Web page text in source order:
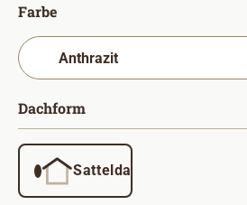
Farbeauswählen
Dachform
Satteldach